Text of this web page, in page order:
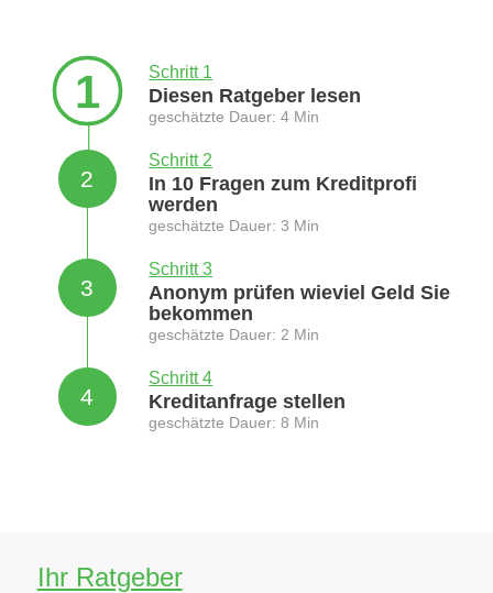
1 Schritt 1
Diesen Ratgeber lesen
geschätzte Dauer: 4 Min
2
Schritt 2
In 10 Fragen zum Kreditprofi
werden
geschätzte Dauer: 3 Min
3
Schritt 3
Anonym prüfen wieviel Geld Sie
bekommen
geschätzte Dauer: 2 Min
4
Schritt 4
Kreditanfrage stellen
geschätzte Dauer: 8 Min
Ihr Ratgeber